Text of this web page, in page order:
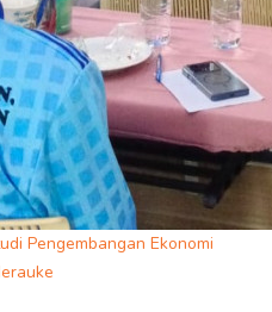
Pengembangan Ekonomi